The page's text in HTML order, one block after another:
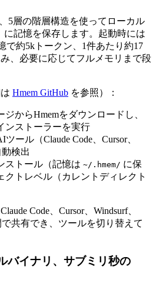
5層の階層構造を使ってローカル
に記憶を保存します。起動時には
で約5kトークン、1件あたり約17
、必要に応じてフルメモリまで段
Hmem GitHub を参照）：
からHmemをダウンロードし、
ンストーラーを実行
ール（Claude Code、Cursor、
検出
ストール（記憶は ~/.hmem/ に保
クトレベル（カレントディレクト
Code、Cursor、Windsurf、
で共有でき、ツールを切り替えて
バイナリ、サブミリ秒の